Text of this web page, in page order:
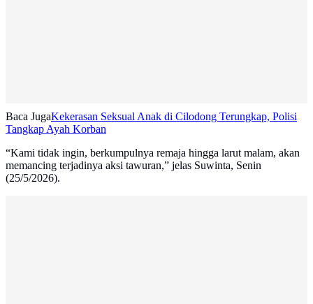
Baca JugaKekerasan Seksual Anak di Cilodong Terungkap, Polisi
Tangkap Ayah Korban
“Kami tidak ingin, berkumpulnya remaja hingga larut malam, akan
memancing terjadinya aksi tawuran,” jelas Suwinta, Senin
(25/5/2026).